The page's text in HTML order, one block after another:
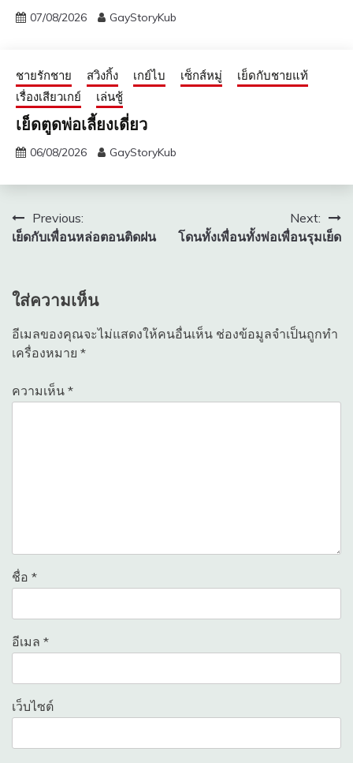
07/08/2026 GayStoryKub
ชายรักชาย สวิงกิ้ง เกย์ไบ เซ็กส์หมู่
เย็ดกับชายแท้
เรื่องเสียวเกย์
เล่นชู้
เย็ดตูดพ่อเลี้ยงเดี่ยว
06/08/2026 GayStoryKub
แนะแนว
เรื่อง
Previous:
เย็ดกับเพื่อนหล่อตอนติดฝน
Next:
โดนทั้งเพื่อนทั้งพ่อเพื่อนรุมเย็ด
ใส่ความเห็น
อีเมลของคุณจะไม่แสดงให้คนอื่นเห็น ช่องข้อมูลจำเป็นถูกทำ
เครื่องหมาย *
ความเห็น *
ชื่อ *
อีเมล *
เว็บไซต์